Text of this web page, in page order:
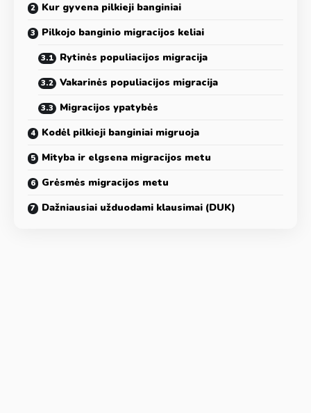
Kur gyvena pilkieji banginiai
Pilkojo banginio migracijos keliai
Rytinės populiacijos migracija
Vakarinės populiacijos migracija
Migracijos ypatybės
Kodėl pilkieji banginiai migruoja
Mityba ir elgsena migracijos metu
Grėsmės migracijos metu
Dažniausiai užduodami klausimai (DUK)